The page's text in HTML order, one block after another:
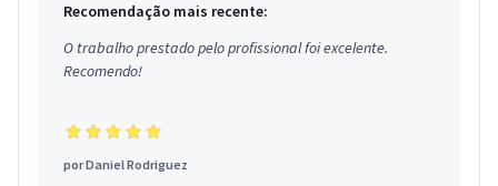
Recomendação mais recente:
O trabalho prestado pelo profissional foi excelente.
Recomendo!
porDaniel Rodriguez